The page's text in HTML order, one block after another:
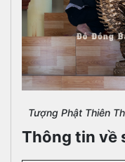
Tượng Phật Thiên
Thông tin về